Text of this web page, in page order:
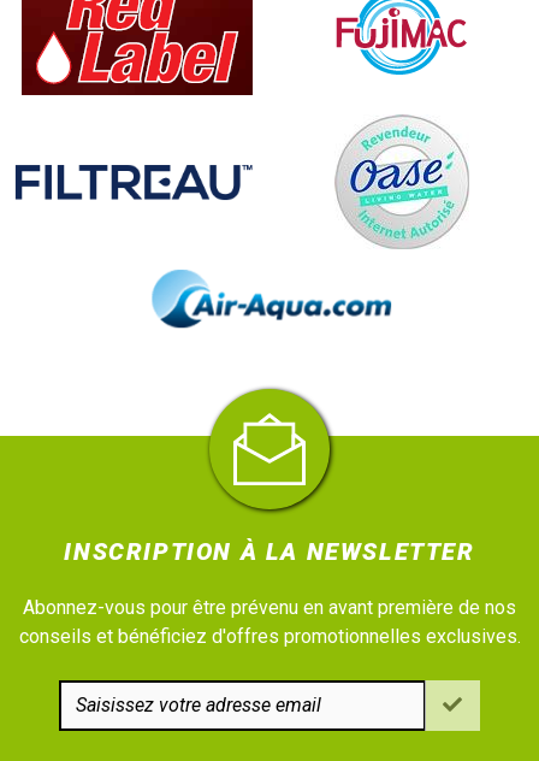
INSCRIPTION À LA NEWSLETTER
Abonnez-vous pour être prévenu en avant première de nos
conseils et bénéficiez d'offres promotionnelles exclusives.